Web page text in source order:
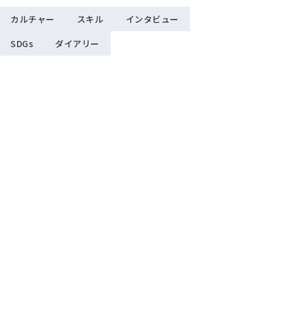
カルチャー スキル
インタビュー
SDGs
ダイアリー